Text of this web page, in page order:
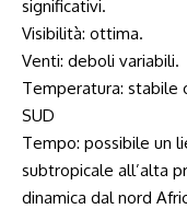
significativi.
Visibilità: ottima.
Venti: deboli variabili.
Temperatura: stabile
SUD
Tempo: possibile un
subtropicale all’alta
dinamica dal nord